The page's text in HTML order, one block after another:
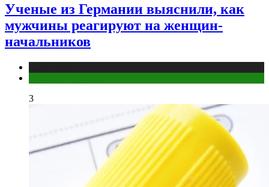
Ученые из Германии выяснили, как
мужчины реагируют на женщин-
начальников
3